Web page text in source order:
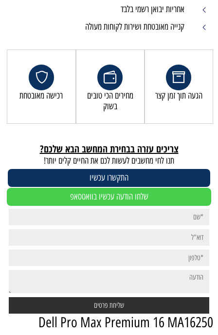
אחריות יבואן רשמי בלבד
קנייה מאובטחת ושירות לקוחות מעולה
הגעה תוך זמן קצר
מחירים הכי טובים
בשוק
רכישה מאובטחת
צריכים עזרה בבחירת המחשב הבא שלכם?
תנו לחי מחשבים לעשות לכם את החיים קלים יותר!
התקשרו עכשיו
שלחו הודעה עכשיו בוואטסאפ
Dell Pro Max Premium 16 MA16250